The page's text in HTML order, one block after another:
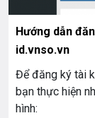
Hướng dẫn
id.vnso.vn
Để đăng ký tài
bạn thực hiện
hình: